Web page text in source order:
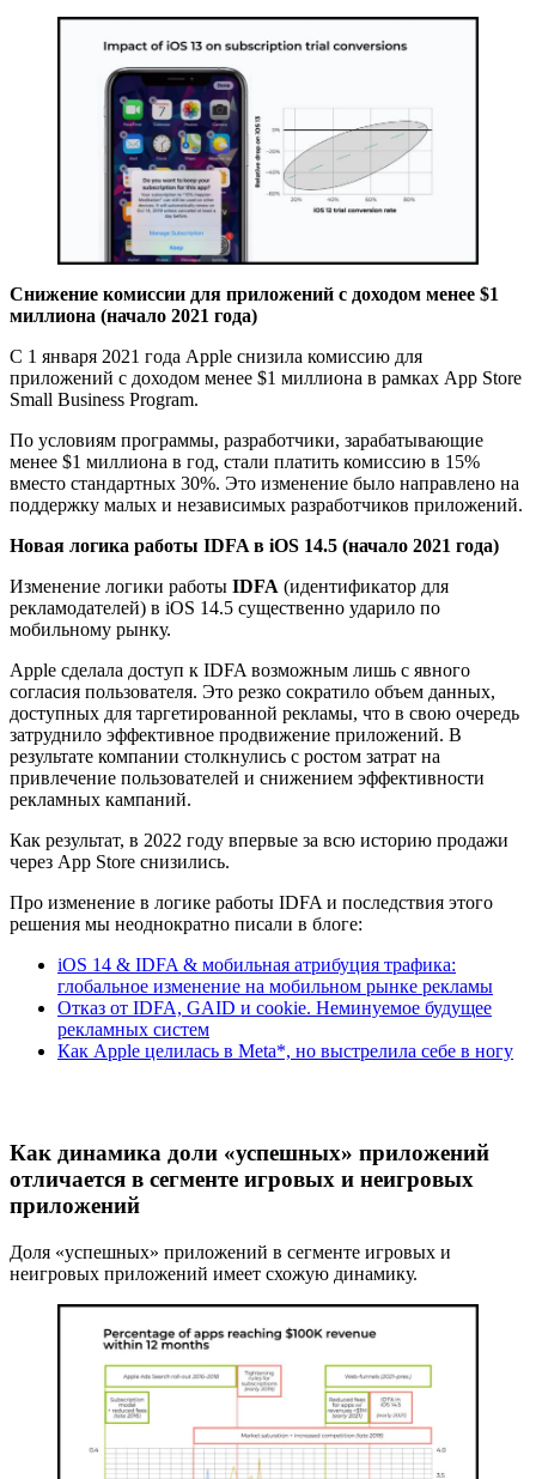
Снижение комиссии для приложений с доходом менее $1
миллиона (начало 2021 года)
C 1 января 2021 года Apple снизила комиссию для
приложений с доходом менее $1 миллиона в рамках App Store
Small Business Program.
По условиям программы, разработчики, зарабатывающие
менее $1 миллиона в год, стали платить комиссию в 15%
вместо стандартных 30%. Это изменение было направлено на
поддержку малых и независимых разработчиков приложений.
Новая логика работы IDFA в iOS 14.5 (начало 2021 года)
Изменение логики работы IDFA (идентификатор для
рекламодателей) в iOS 14.5 существенно ударило по
мобильному рынку.
Apple сделала доступ к IDFA возможным лишь с явного
согласия пользователя. Это резко сократило объем данных,
доступных для таргетированной рекламы, что в свою очередь
затруднило эффективное продвижение приложений. В
результате компании столкнулись с ростом затрат на
привлечение пользователей и снижением эффективности
рекламных кампаний.
Как результат, в 2022 году впервые за всю историю продажи
через App Store снизились.
Про изменение в логике работы IDFA и последствия этого
решения мы неоднократно писали в блоге:
iOS 14 & IDFA & мобильная атрибуция трафика:
глобальное изменение на мобильном рынке рекламы
Отказ от IDFA, GAID и cookie. Неминуемое будущее
рекламных систем
Как Apple целилась в Meta*, но выстрелила себе в ногу
Как динамика доли «успешных» приложений
отличается в сегменте игровых и неигровых
приложений
Доля «успешных» приложений в сегменте игровых и
неигровых приложений имеет схожую динамику.